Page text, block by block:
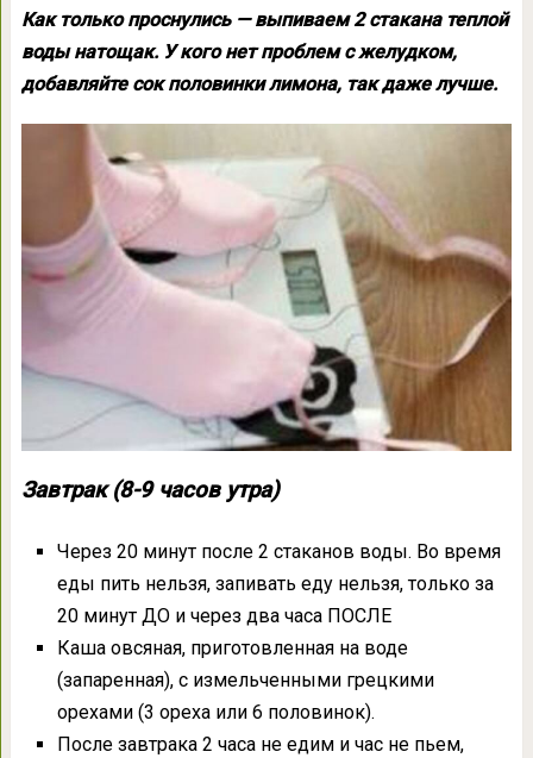
Как только проснулись — выпиваем 2 стакана теплой
воды натощак. У кого нет проблем с желудком,
добавляйте сок половинки лимона, так даже лучше.
Завтрак (8-9 часов утра)
Через 20 минут после 2 стаканов воды. Во время
еды пить нельзя, запивать еду нельзя, только за
20 минут ДО и через два часа ПОСЛЕ
Каша овсяная, приготовленная на воде
(запаренная), с измельченными грецкими
орехами (3 ореха или 6 половинок).
После завтрака 2 часа не едим и час не пьем,